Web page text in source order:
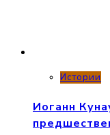
Истории
Иоганн